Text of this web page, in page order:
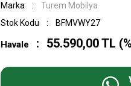
Marka
Turem Mobilya
Stok Kodu
BFMVWY27
Havale 55.590,00 TL